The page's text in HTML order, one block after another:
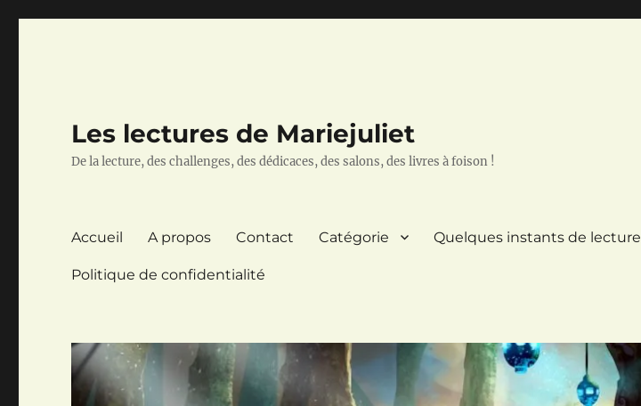
Les lectures de Mariejuliet
De la lecture, des challenges, des dédicaces, des salons, des livres à foison !
Accueil A propos Contact Catégorie Quelques instants de lecture
Politique de confidentialité